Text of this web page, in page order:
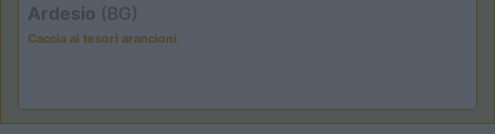
Ardesio (BG)
Caccia ai tesori arancioni